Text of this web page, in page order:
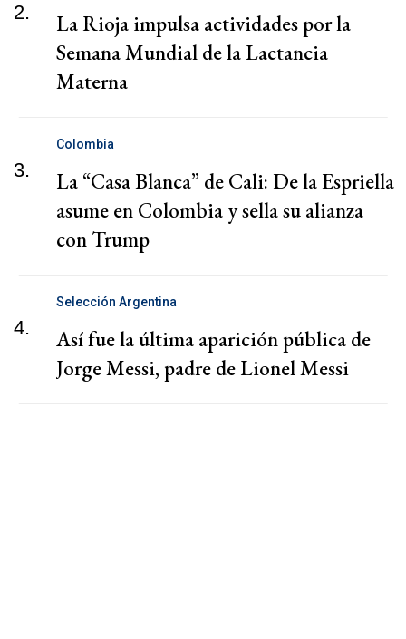
2.
La Rioja impulsa actividades por la
Semana Mundial de la Lactancia
Materna
3.
Colombia
La “Casa Blanca” de Cali: De la Espriella
asume en Colombia y sella su alianza
con Trump
4.
Selección Argentina
Así fue la última aparición pública de
Jorge Messi, padre de Lionel Messi